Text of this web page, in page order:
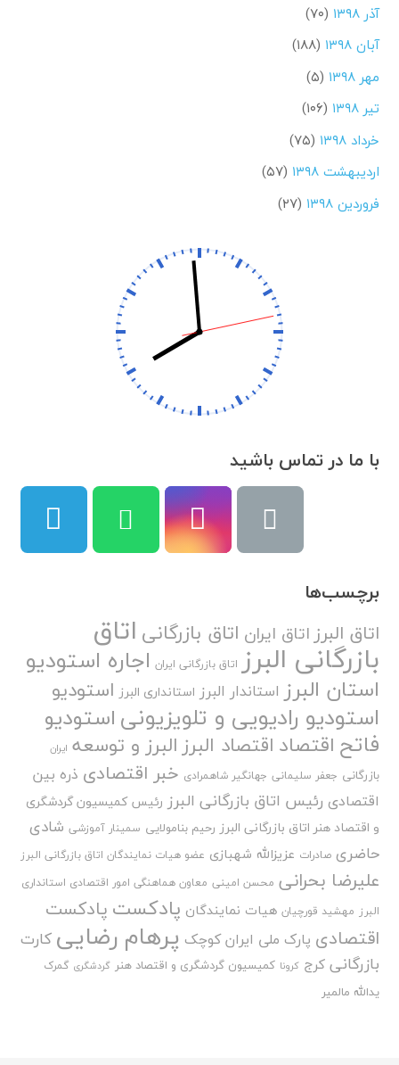
آذر ۱۳۹۸
(۷۰)
آبان ۱۳۹۸
(۱۸۸)
مهر ۱۳۹۸
(۵)
تیر ۱۳۹۸
(۱۰۶)
خرداد ۱۳۹۸
(۷۵)
اردیبهشت ۱۳۹۸
(۵۷)
فروردین ۱۳۹۸
(۲۷)
با ما در تماس باشید
برچسب‌ها
اتاق البرز اتاق ایران اتاق بازرگانی اتاق
بازرگانی البرز اتاق بازرگانی ایران اجاره استودیو
استان البرز استاندار البرز استانداری البرز استودیو
استودیو رادیویی و تلویزیونیاستودیو
فاتح اقتصاد اقتصاد البرزالبرز و توسعه ایران
بازرگانی جعفر سلیمانی جهانگیر شاهمرادی خبر اقتصادی ذره بین
اقتصادی رئیس اتاق بازرگانی البرز رئیس کمیسیون گردشگری
و اقتصاد هنر اتاق بازرگانی البرز رحیم بنامولایی سمینار آموزشی شادی
حاضری صادرات عزیزالله شهبازی عضو هیات نمایندگان اتاق بازرگانی البرز
علیرضا بحرانی محسن امینی معاون هماهنگی امور اقتصادی استانداری
البرز مهشید قورچیان هیات نمایندگان پادکست پادکست
اقتصادی پارک ملی ایران کوچک پرهام رضایی کارت
بازرگانی کرج کرونا کمیسیون گردشگری و اقتصاد هنر گردشگری گمرک
یدالله مالمیر